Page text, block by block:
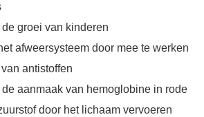
groei van kinderen
afweersysteem door mee te werken
antistoffen
aanmaak van hemoglobine in rode
door het lichaam vervoeren